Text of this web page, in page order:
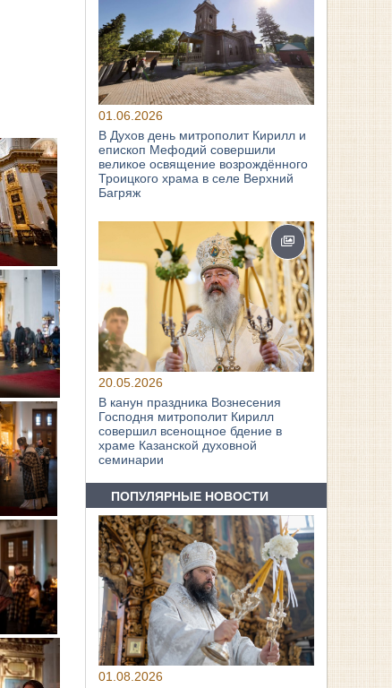
01.06.2026
В Духов день митрополит Кирилл и
епископ Мефодий совершили
великое освящение возрождённого
Троицкого храма в селе Верхний
Багряж
20.05.2026
В канун праздника Вознесения
Господня митрополит Кирилл
совершил всенощное бдение в
храме Казанской духовной
семинарии
ПОПУЛЯРНЫЕ НОВОСТИ
01.08.2026